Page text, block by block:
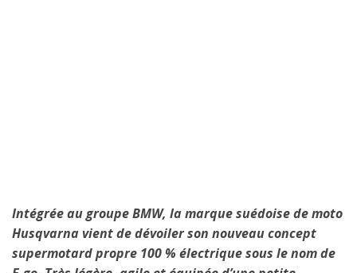
Intégrée au groupe BMW, la marque suédoise de moto
Husqvarna vient de dévoiler son nouveau concept
supermotard propre 100 % électrique sous le nom de